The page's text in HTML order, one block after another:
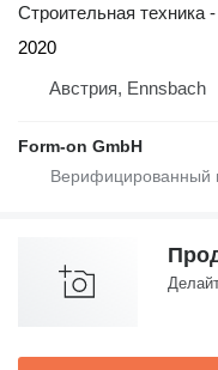
Строительная техника
2020
Австрия, Ennsbach
Form-on GmbH